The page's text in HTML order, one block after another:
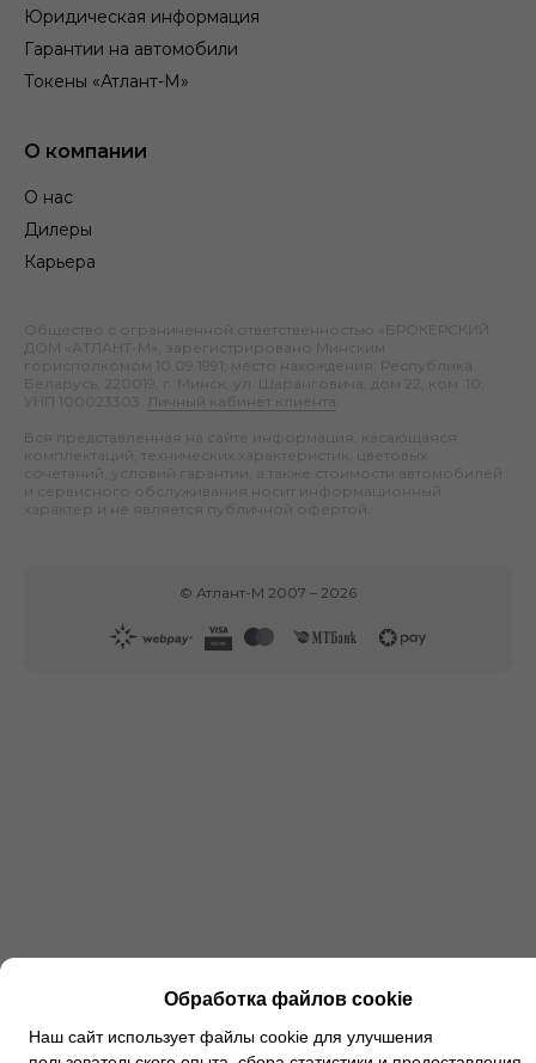
Юридическая информация
Гарантии на автомобили
Токены «Атлант-М»
О компании
О нас
Дилеры
Карьера
Общество с ограниченной ответственностью «БРОКЕРСКИЙ
ДОМ «АТЛАНТ-М», зарегистрировано Минским
горисполкомом 10.09.1991; место нахождения: Республика
Беларусь, 220019, г. Минск, ул. Шаранговича, дом 22, ком. 10;
УНП 100023303.
Личный кабинет клиента
Вся представленная на сайте информация, касающаяся
комплектаций, технических характеристик, цветовых
сочетаний, условий гарантии, а также стоимости автомобилей
и сервисного обслуживания носит информационный
характер и не является публичной офертой.
© Атлант-М 2007 – 2026
Обработка файлов cookie
Наш сайт использует файлы cookie для улучшения